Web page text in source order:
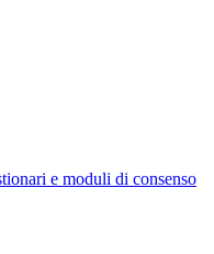
e moduli di consenso